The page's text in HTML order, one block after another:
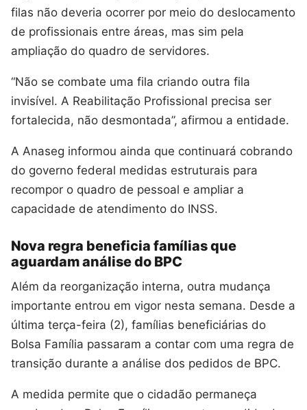
filas não deveria ocorrer por meio do deslocamento
de profissionais entre áreas, mas sim pela
ampliação do quadro de servidores.
“Não se combate uma fila criando outra fila
invisível. A Reabilitação Profissional precisa ser
fortalecida, não desmontada”, afirmou a entidade.
A Anaseg informou ainda que continuará cobrando
do governo federal medidas estruturais para
recompor o quadro de pessoal e ampliar a
capacidade de atendimento do INSS.
Nova regra beneficia famílias que
aguardam análise do BPC
Além da reorganização interna, outra mudança
importante entrou em vigor nesta semana. Desde a
última terça-feira (2), famílias beneficiárias do
Bolsa Família passaram a contar com uma regra de
transição durante a análise dos pedidos de BPC.
A medida permite que o cidadão permaneça